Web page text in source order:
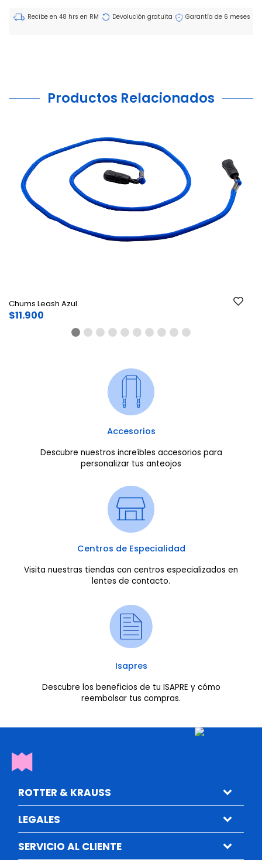
Recibe en 48 hrs en RM Devolución gratuita Garantía de 6 meses
Productos Relacionados
Chums Leash Azul
$11.900
Accesorios
Descubre nuestros increíbles accesorios para
personalizar tus anteojos
Centros de Especialidad
Visita nuestras tiendas con centros especializados en
lentes de contacto.
Isapres
Descubre los beneficios de tu ISAPRE y cómo
reembolsar tus compras.
ROTTER & KRAUSS
LEGALES
SERVICIO AL CLIENTE